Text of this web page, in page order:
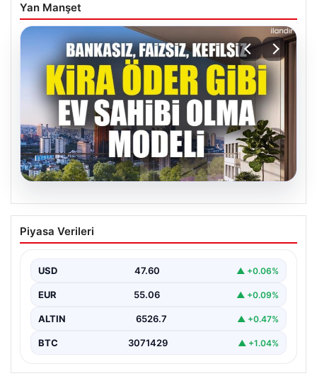
Yan Manşet
05.08.2026
DAP Yapı’dan bir ilk! Emlak Konut
güvencesi Dap vizyonuyla kendi
Piyasa Verileri
USD 47.60 ▲ +0.06%
EUR 55.06 ▲ +0.09%
ALTIN 6526.7 ▲ +0.47%
BTC 3071429 ▲ +1.04%